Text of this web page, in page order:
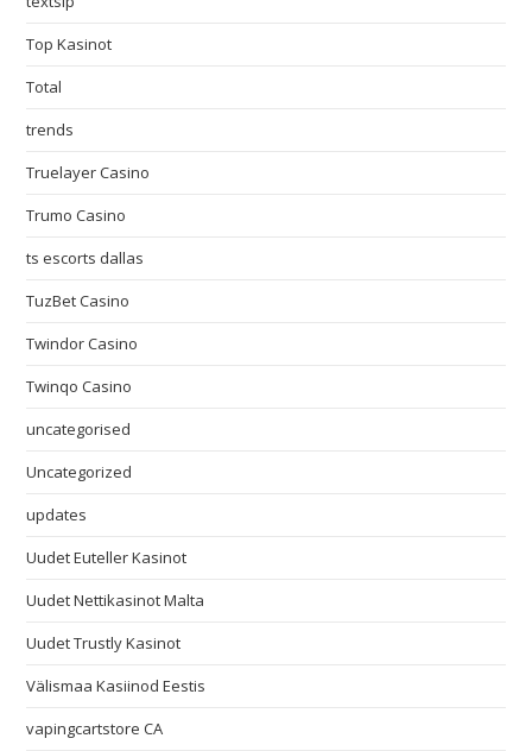
Top Kasinot
Total
trends
Truelayer Casino
Trumo Casino
ts escorts dallas
TuzBet Casino
Twindor Casino
Twinqo Casino
uncategorised
Uncategorized
updates
Uudet Euteller Kasinot
Uudet Nettikasinot Malta
Uudet Trustly Kasinot
Välismaa Kasiinod Eestis
vapingcartstore CA